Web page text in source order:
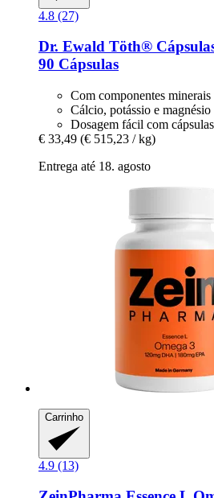
4.8 (27)
Dr. Ewald Töth®
90 Cápsulas
Com componentes minerais
Cálcio, potássio e magnésio
Dosagem fácil com cápsulas
€ 33,49 (€ 515,23 / kg)
Entrega até 18. agosto
Carrinho
4.9 (13)